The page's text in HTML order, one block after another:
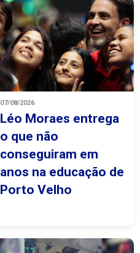
07/08/2026
Léo Moraes entrega
o que não
conseguiram em
anos na educação de
Porto Velho